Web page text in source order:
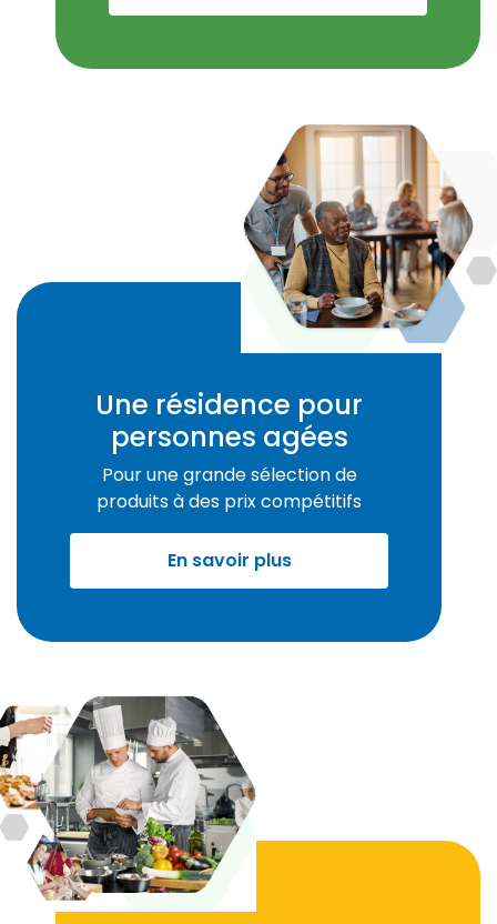
Une résidence pour
personnes agées
Pour une grande sélection de
produitsà des prix compétitifs
En savoir plus